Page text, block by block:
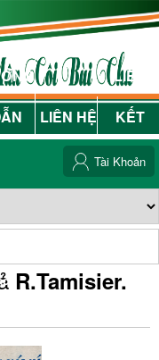
LIÊN HỆ
LIÊN
KẾT
Tài Khoản
R.Tamisier.